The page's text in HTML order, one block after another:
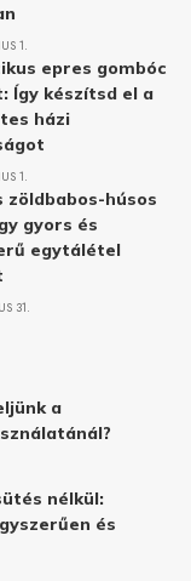
1.
epres gombóc
Így készítsd el a
házi
1.
zöldbabos-húsos
gyors és
egytálétel
31.
a
nélkül:
és